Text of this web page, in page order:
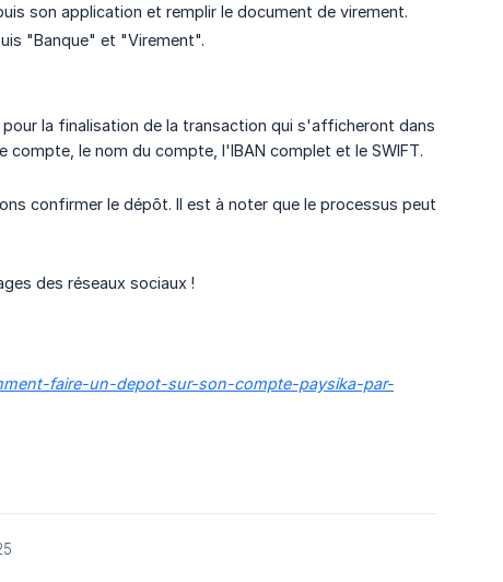
son application et remplir le document de virement.
"Banque" et "Virement".
la finalisation de la transaction qui s'afficheront dans
compte, le nom du compte, l'IBAN complet et le SWIFT.
confirmer le dépôt. Il est à noter que le processus peut
des réseaux sociaux !
faire-un-depot-sur-son-compte-paysika-par-